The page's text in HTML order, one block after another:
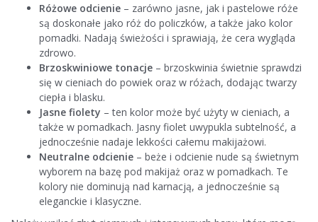
Różowe odcienie – zarówno jasne, jak i pastelowe róże
są doskonałe jako róż do policzków, a także jako kolor
pomadki. Nadają świeżości i sprawiają, że cera wygląda
zdrowo.
Brzoskwiniowe tonacje – brzoskwinia świetnie sprawdzi
się w cieniach do powiek oraz w różach, dodając twarzy
ciepła i blasku.
Jasne fiolety – ten kolor może być użyty w cieniach, a
także w pomadkach. Jasny fiolet uwypukla subtelność, a
jednocześnie nadaje lekkości całemu makijażowi.
Neutralne odcienie – beże i odcienie nude są świetnym
wyborem na bazę pod makijaż oraz w pomadkach. Te
kolory nie dominują nad karnacją, a jednocześnie są
eleganckie i klasyczne.